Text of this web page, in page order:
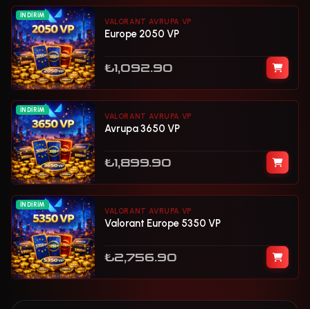
İNDIRIM
VALORANT AVRUPA VP
Europe 2050 VP
₺1,092.90
İNDIRIM
VALORANT AVRUPA VP
Avrupa 3650 VP
₺1,899.90
İNDIRIM
VALORANT AVRUPA VP
Valorant Europe 5350 VP
₺2,756.90